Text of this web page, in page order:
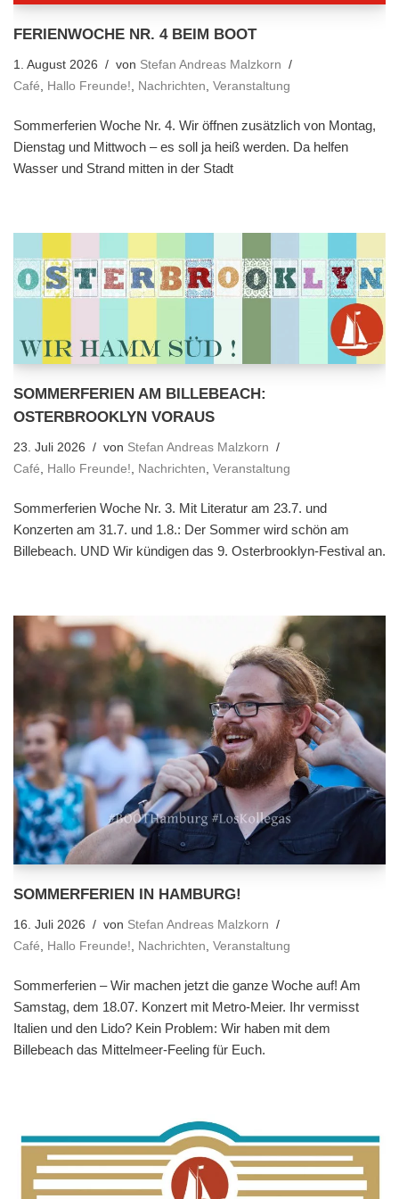
FERIENWOCHE NR. 4 BEIM BOOT
1. August 2026 von Stefan Andreas Malzkorn
Café
Hallo Freunde! Nachrichten Veranstaltung
Sommerferien Woche Nr. 4. Wir öffnen zusätzlich von Montag,
Dienstag und Mittwoch – es soll ja heiß werden. Da helfen
Wasser und Strand mitten in der Stadt
SOMMERFERIEN AM BILLEBEACH:
OSTERBROOKLYN VORAUS
23. Juli 2026 von Stefan Andreas Malzkorn
Café, Hallo Freunde!, Nachrichten, Veranstaltung
Sommerferien Woche Nr. 3. Mit Literatur am 23.7. und
Konzerten am 31.7. und 1.8.: Der Sommer wird schön am
Billebeach. UND Wir kündigen das 9. Osterbrooklyn-Festival an.
SOMMERFERIEN IN HAMBURG!
16. Juli 2026 von Stefan Andreas Malzkorn
Café
Hallo Freunde! Nachrichten Veranstaltung
Sommerferien – Wir machen jetzt die ganze Woche auf! Am
Samstag, dem 18.07. Konzert mit Metro-Meier. Ihr vermisst
Italien und den Lido? Kein Problem: Wir haben mit dem
Billebeach das Mittelmeer-Feeling für Euch.